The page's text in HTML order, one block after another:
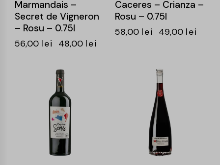
Marmandais –
Secret de Vigneron
– Rosu – 0.75l
56,00 lei 48,00 lei
Caceres – Crianza –
Rosu – 0.75l
58,00 lei 49,00 lei